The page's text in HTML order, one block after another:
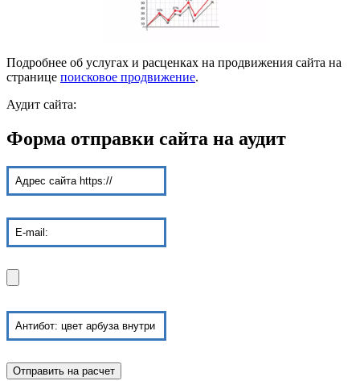
Подробнее об услугах и расценках на продвижения сайта на
странице поисковое продвижение.
Аудит сайта:
Форма отправки сайта на аудит